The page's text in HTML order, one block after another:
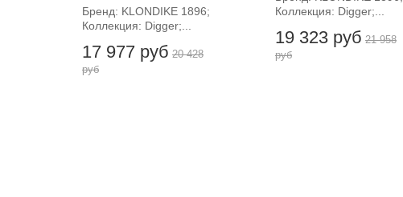
Бренд: KLONDIKE 1896;
Коллекция: Digger;...
17 977 руб 20 428
руб
Коллекция: Digger;...
19 323 руб 21 958
руб